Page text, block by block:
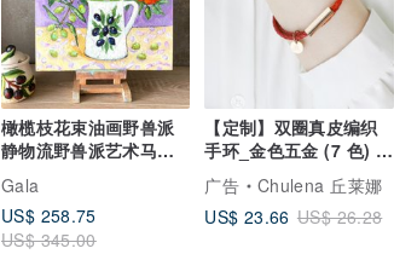
橄榄枝花束油画野兽派
静物流野兽派艺术马蒂
斯启发
Gala
US$ 258.75
US$ 345.00
【定制】双圈真皮编织
手环_金色五金 (7 色) /
定制化 刻字 手链
广告
Chulena 丘莱娜
US$ 23.66 US$ 26.28